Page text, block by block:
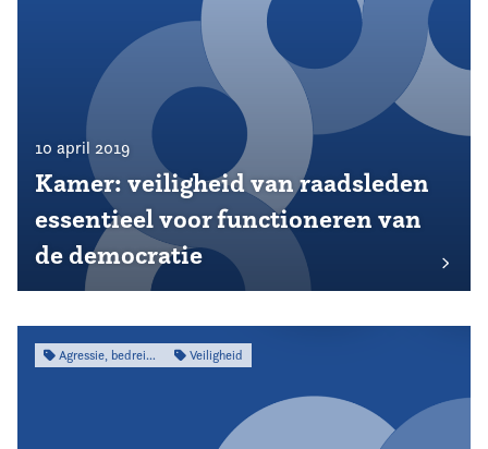
10 april 2019
Kamer: veiligheid van raadsleden
essentieel voor functioneren van
de democratie
Agressie, bedreiging & intimidatie Veiligheid